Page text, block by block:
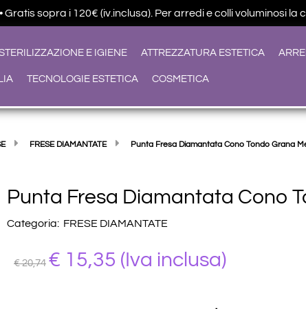
sopra i 120€ (iv.inclusa). Per arredi e colli voluminosi la
E IGIENE ATTREZZATURA ESTETICA
TECNOLOGIE ESTETICA COSMETICA
FRESE DIAMANTATE Punta Fresa Diamantata Cono Tondo Grana
Punta Fresa Diamantata Cono
Categoria: FRESE DIAMANTATE
€ 20,74 € 15,35 (Iva inclusa)